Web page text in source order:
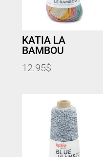
KATIA LA
BAMBOU
12.95$